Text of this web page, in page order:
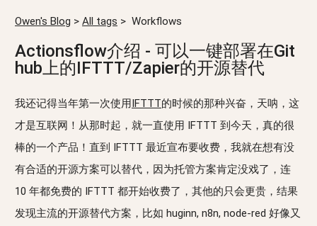
Owen's Blog > All tags > Workflows
Actionsflow介绍 - 可以一键部署在Git
hub上的IFTTT/Zapier的开源替代
我还记得当年第一次使用IFTTT的时候的那种兴奋，天呐，这
才是互联网！从那时起，就一直使用 IFTTT 到今天，真的很
棒的一个产品！直到 IFTTT 最近宣布要收费，我就在想有没
有合适的开源方案可以替代，因为托管方案肯定没戏了，连
10 年都免费的 IFTTT 都开始收费了，其他的只会更贵，结果
发现主流的开源替代方案，比如 huginn, n8n, node-red 好像又